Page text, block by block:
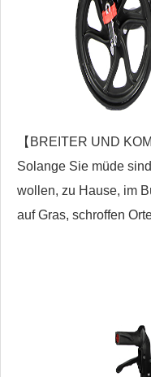
【BREITER UND
Solange Sie müde
wollen, zu Hause, im
auf Gras, schroffen